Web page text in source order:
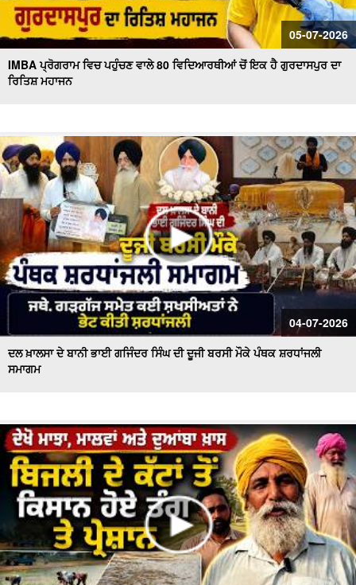
05-07-2026
IMBA ਪ੍ਰੋਗਰਾਮ ਵਿਚ ਪਹੁੰਚਣ ਵਾਲੇ 80 ਵਿਦਿਆਰਥੀਆਂ ਚੋਂ ਇਕ ਹੈ ਗੁਰਦਾਸਪੁਰ ਦਾ
ਰਿਤਿਸ਼ ਮਹਾਜਨ
04-07-2026
ਦਲ ਖ਼ਾਲਸਾ ਦੇ ਬਾਨੀ ਭਾਈ ਗਜਿੰਦਰ ਸਿੰਘ ਦੀ ਦੂਜੀ ਬਰਸੀ ਮੌਕੇ ਪੰਥਕ ਸ਼ਰਧਾਂਜਲੀ
ਸਮਾਗਮ